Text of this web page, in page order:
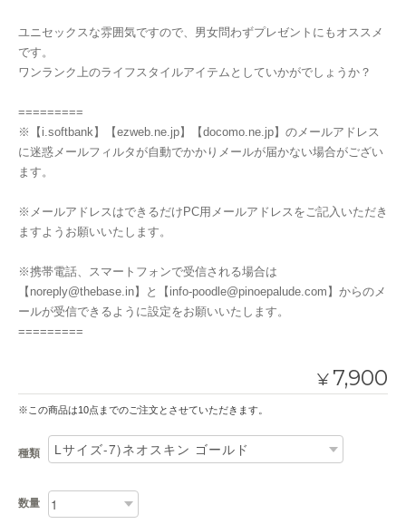
ユニセックスな雰囲気ですので、男女問わずプレゼントにもオススメ
です。
ワンランク上のライフスタイルアイテムとしていかがでしょうか？
=========
※【i.softbank】【ezweb.ne.jp】【docomo.ne.jp】のメールアドレス
に迷惑メールフィルタが自動でかかりメールが届かない場合がござい
ます。
※メールアドレスはできるだけPC用メールアドレスをご記入いただき
ますようお願いいたします。
※携帯電話、スマートフォンで受信される場合は
【 noreply@thebase.in】と【 info-poodle@pinoepalude.com 】からのメ
ールが受信できるように設定をお願いいたします。
=========
¥ 7,900
※この商品は10点までのご注文とさせていただきます。
種類
数量